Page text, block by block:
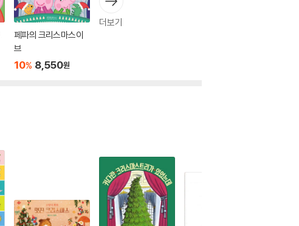
페파의 크리스마스이
브
10% 8,550원
더보기